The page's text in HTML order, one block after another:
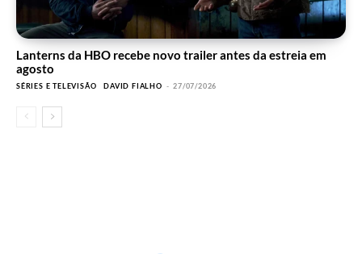
Lanterns da HBO recebe novo trailer antes da estreia em
agosto
SÉRIES E TELEVISÃO DAVID FIALHO - 27/07/2026